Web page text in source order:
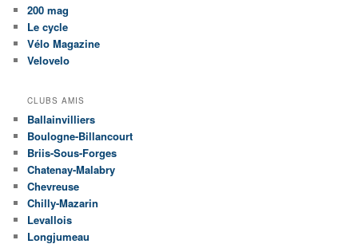
200 mag
Le cycle
Vélo Magazine
Velovelo
CLUBS AMIS
Ballainvilliers
Boulogne-Billancourt
Briis-Sous-Forges
Chatenay-Malabry
Chevreuse
Chilly-Mazarin
Levallois
Longjumeau